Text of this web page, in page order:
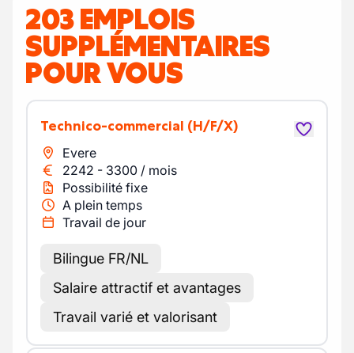
203 EMPLOIS
SUPPLÉMENTAIRES
POUR VOUS
Technico-commercial (H/F/X)
Evere
2242 - 3300 / mois
Possibilité fixe
A plein temps
Travail de jour
Bilingue FR/NL
Salaire attractif et avantages
Travail varié et valorisant